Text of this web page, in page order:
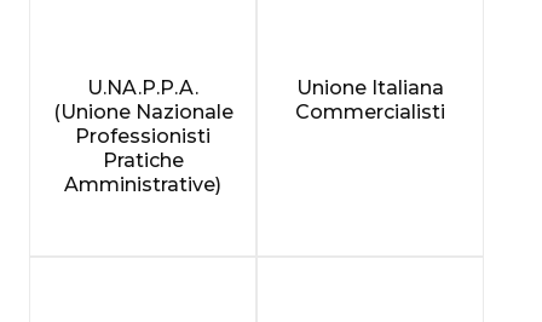
U.NA.P.P.A.
(Unione Nazionale
Professionisti
Pratiche
Amministrative)
Unione Italiana
Commercialisti